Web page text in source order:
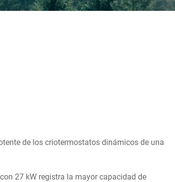
de los criotermostatos dinámicos de una
27 kW registra la mayor capacidad de